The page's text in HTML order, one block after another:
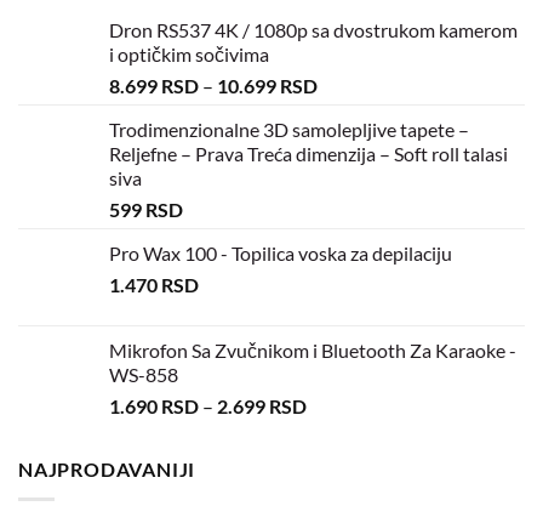
Dron RS537 4K / 1080p sa dvostrukom kamerom
i optičkim sočivima
8.699 RSD – 10.699 RSD
Trodimenzionalne 3D samolepljive tapete –
Reljefne – Prava Treća dimenzija – Soft roll talasi
siva
599 RSD
Pro Wax 100 - Topilica voska za depilaciju
1.470 RSD
Mikrofon Sa Zvučnikom i Bluetooth Za Karaoke -
WS-858
1.690 RSD – 2.699 RSD
NAJPRODAVANIJI